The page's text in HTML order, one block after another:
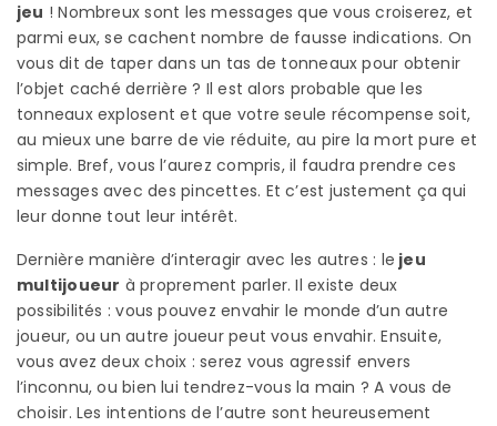
jeu ! Nombreux sont les messages que vous croiserez, et
parmi eux, se cachent nombre de fausse indications. On
vous dit de taper dans un tas de tonneaux pour obtenir
l’objet caché derrière ? Il est alors probable que les
tonneaux explosent et que votre seule récompense soit,
au mieux une barre de vie réduite, au pire la mort pure et
simple. Bref, vous l’aurez compris, il faudra prendre ces
messages avec des pincettes. Et c’est justement ça qui
leur donne tout leur intérêt.
Dernière manière d’interagir avec les autres : le jeu
multijoueur à proprement parler. Il existe deux
possibilités : vous pouvez envahir le monde d’un autre
joueur, ou un autre joueur peut vous envahir. Ensuite,
vous avez deux choix : serez vous agressif envers
l’inconnu, ou bien lui tendrez-vous la main ? A vous de
choisir. Les intentions de l’autre sont heureusement